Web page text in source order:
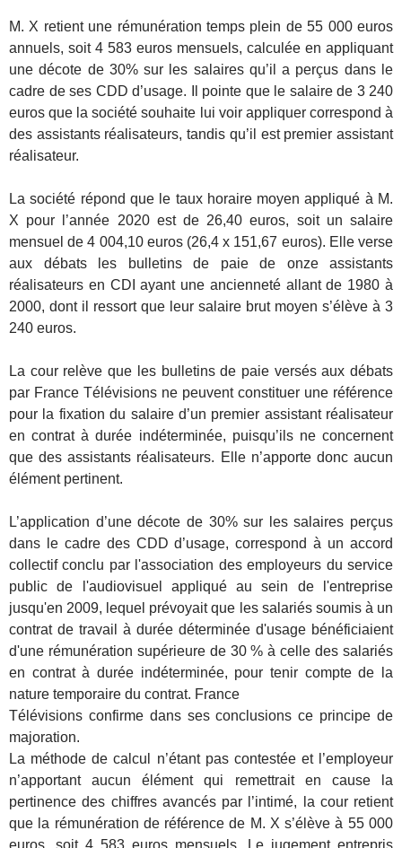
M. X retient une rémunération temps plein de 55 000 euros
annuels, soit 4 583 euros mensuels, calculée en appliquant
une décote de 30% sur les salaires qu’il a perçus dans le
cadre de ses CDD d’usage. Il pointe que le salaire de 3 240
euros que la société souhaite lui voir appliquer correspond à
des assistants réalisateurs, tandis qu’il est premier assistant
réalisateur.
La société répond que le taux horaire moyen appliqué à M.
X pour l’année 2020 est de 26,40 euros, soit un salaire
mensuel de 4 004,10 euros (26,4 x 151,67 euros). Elle verse
aux débats les bulletins de paie de onze assistants
réalisateurs en CDI ayant une ancienneté allant de 1980 à
2000, dont il ressort que leur salaire brut moyen s’élève à 3
240 euros.
La cour relève que les bulletins de paie versés aux débats
par France Télévisions ne peuvent constituer une référence
pour la fixation du salaire d’un premier assistant réalisateur
en contrat à durée indéterminée, puisqu’ils ne concernent
que des assistants réalisateurs. Elle n’apporte donc aucun
élément pertinent.
L’application d’une décote de 30% sur les salaires perçus
dans le cadre des CDD d’usage, correspond à un accord
collectif conclu par l'association des employeurs du service
public de l'audiovisuel appliqué au sein de l'entreprise
jusqu'en 2009, lequel prévoyait que les salariés soumis à un
contrat de travail à durée déterminée d'usage bénéficiaient
d'une rémunération supérieure de 30 % à celle des salariés
en contrat à durée indéterminée, pour tenir compte de la
nature temporaire du contrat. France
Télévisions confirme dans ses conclusions ce principe de
majoration.
La méthode de calcul n’étant pas contestée et l’employeur
n’apportant aucun élément qui remettrait en cause la
pertinence des chiffres avancés par l’intimé, la cour retient
que la rémunération de référence de M. X s’élève à 55 000
euros, soit 4 583 euros mensuels. Le jugement entrepris